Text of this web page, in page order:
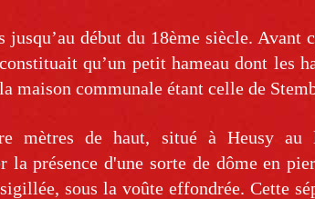
début du 18ème siècle. Avant
qu’un petit hameau dont les
maison communale étant celle de
mètres de haut, situé à Heusy au
présence d'une sorte de dôme en
sous la voûte effondrée. Cette